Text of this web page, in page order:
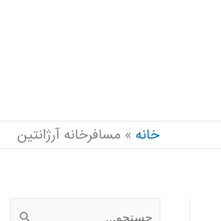
خانه
مسافرخانه آرژانتین